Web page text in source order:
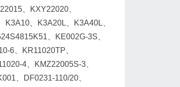
、KXY22020、
、K3A20L、K3A40L、
、KE002G-3S、
6、KR11020TP、
4、KMZ22005S-3、
、DF0231-110/20、